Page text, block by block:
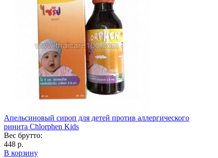
Апельсиновый сироп для детей против аллергического
ринита Chlorphen Kids
Вес брутто:
448 р.
В корзину